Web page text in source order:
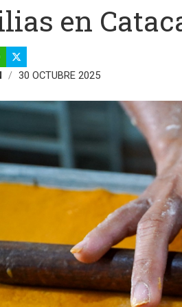
en
30 OCTUBRE 2025